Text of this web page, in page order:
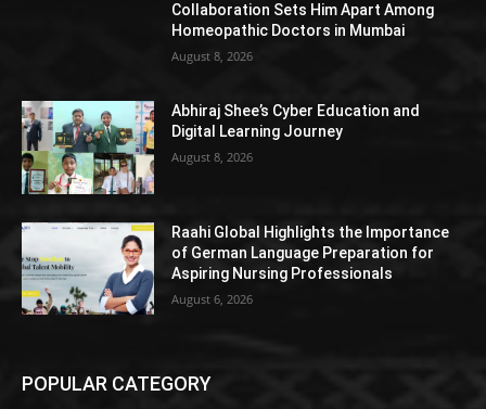
Collaboration Sets Him Apart Among
Homeopathic Doctors in Mumbai
August 8, 2026
Abhiraj Shee’s Cyber Education and
Digital Learning Journey
August 8, 2026
Raahi Global Highlights the Importance
of German Language Preparation for
Aspiring Nursing Professionals
August 6, 2026
POPULAR CATEGORY